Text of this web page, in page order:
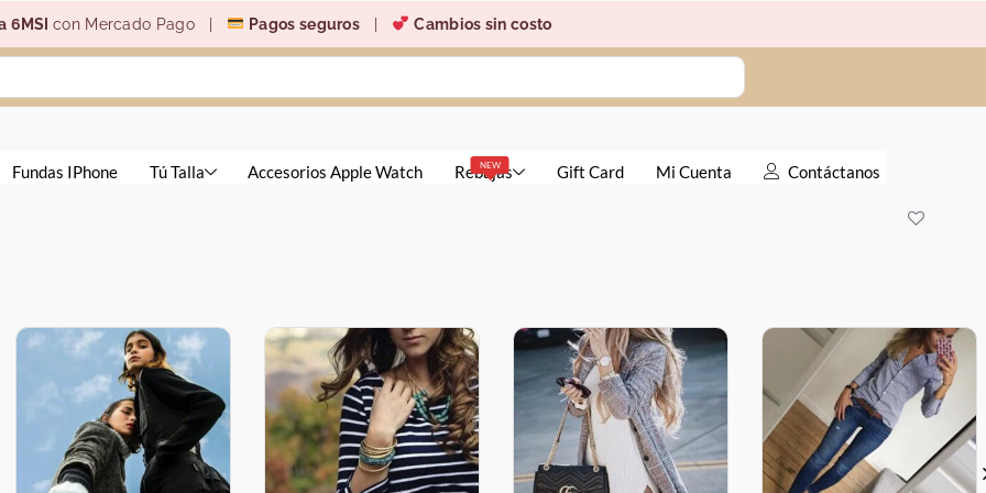
6MSIcon Mercado Pago | Pagos seguros Cambios sin costo
Fundas IPhone Tú Talla Accesorios Apple Watch NEW
Rebajas Gift Card Mi Cuenta Contáctanos